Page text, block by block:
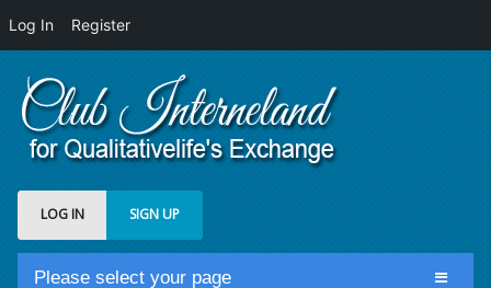
Log In Register
LOG IN SIGN UP
Please select your page